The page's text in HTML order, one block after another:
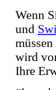
Wenn
und
wird
Ihre